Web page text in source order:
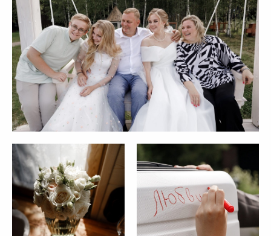
Отправить
Нажимая на кнопку, вы даете согласие на
обработку персональных данных и соглашаетесь
c политикой конфиденциальности.
Английский дом
ПЛОЩАДКИ